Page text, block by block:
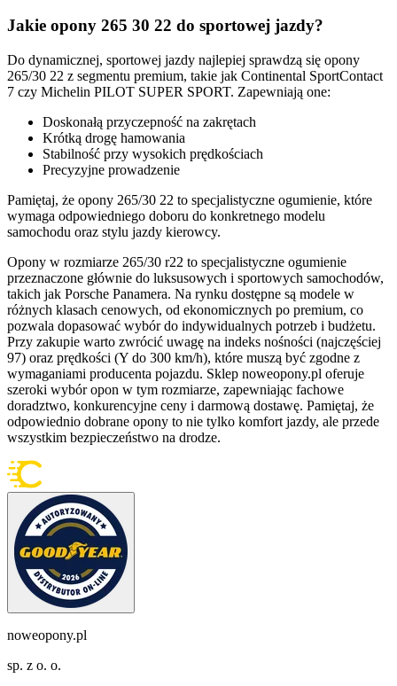
Jakie opony 265 30 22 do sportowej jazdy?
Do dynamicznej, sportowej jazdy najlepiej sprawdzą się opony
265/30 22 z segmentu premium, takie jak Continental SportContact
7 czy Michelin PILOT SUPER SPORT. Zapewniają one:
Doskonałą przyczepność na zakrętach
Krótką drogę hamowania
Stabilność przy wysokich prędkościach
Precyzyjne prowadzenie
Pamiętaj, że opony 265/30 22 to specjalistyczne ogumienie, które
wymaga odpowiedniego doboru do konkretnego modelu
samochodu oraz stylu jazdy kierowcy.
Opony w rozmiarze 265/30 r22 to specjalistyczne ogumienie
przeznaczone głównie do luksusowych i sportowych samochodów,
takich jak Porsche Panamera. Na rynku dostępne są modele w
różnych klasach cenowych, od ekonomicznych po premium, co
pozwala dopasować wybór do indywidualnych potrzeb i budżetu.
Przy zakupie warto zwrócić uwagę na indeks nośności (najczęściej
97) oraz prędkości (Y do 300 km/h), które muszą być zgodne z
wymaganiami producenta pojazdu. Sklep noweopony.pl oferuje
szeroki wybór opon w tym rozmiarze, zapewniając fachowe
doradztwo, konkurencyjne ceny i darmową dostawę. Pamiętaj, że
odpowiednio dobrane opony to nie tylko komfort jazdy, ale przede
wszystkim bezpieczeństwo na drodze.
noweopony.pl
sp. z o. o.